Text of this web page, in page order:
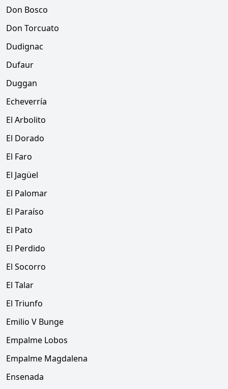
Don Bosco
Don Torcuato
Dudignac
Dufaur
Duggan
Echeverría
El Arbolito
El Dorado
El Faro
El Jagüel
El Palomar
El Paraíso
El Pato
El Perdido
El Socorro
El Talar
El Triunfo
Emilio V Bunge
Empalme Lobos
Empalme Magdalena
Ensenada